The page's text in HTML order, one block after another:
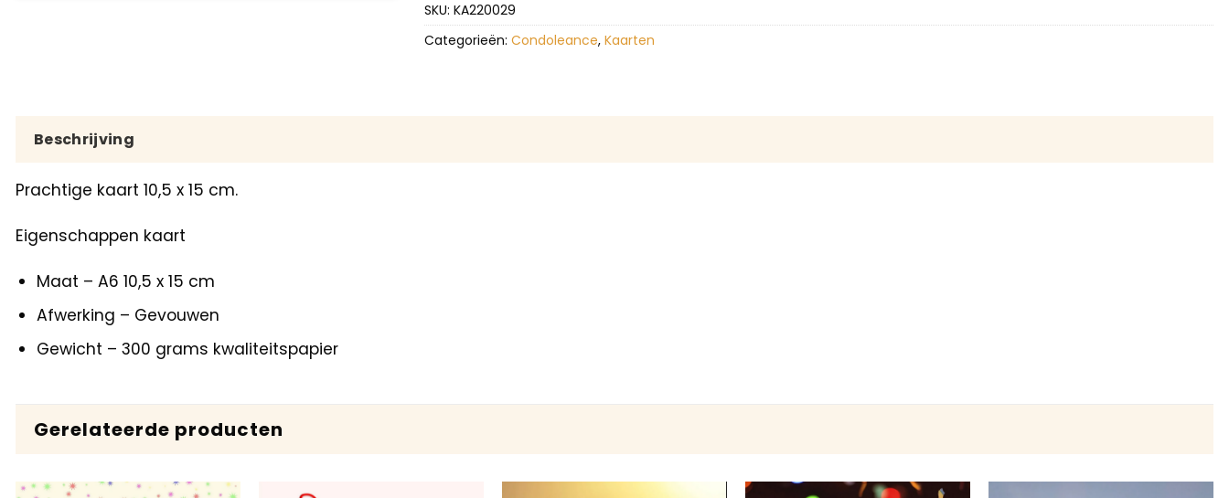
SKU: KA220029
Categorieën: Condoleance, Kaarten
Beschrijving
Prachtige kaart 10,5 x 15 cm.
Eigenschappen kaart
Maat – A6 10,5 x 15 cm
Afwerking – Gevouwen
Gewicht – 300 grams kwaliteitspapier
Gerelateerde producten